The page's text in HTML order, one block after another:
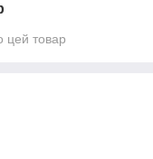
цей товар